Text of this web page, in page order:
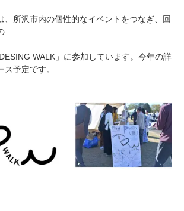
、所沢市内の個性的なイベントをつなぎ、回
DESING WALK」に参加しています。今年の詳
予定です。